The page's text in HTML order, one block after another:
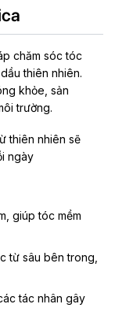
chăm sóc tóc
thiên nhiên.
khỏe, sản
trường.
thiên nhiên sẽ
ngày
giúp tóc mềm
từ sâu bên trong,
tác nhân gây